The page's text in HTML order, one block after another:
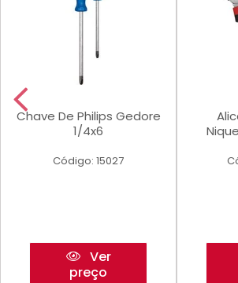
Chave De Philips Gedore
1/4x6
Código: 15027
Ver
preço